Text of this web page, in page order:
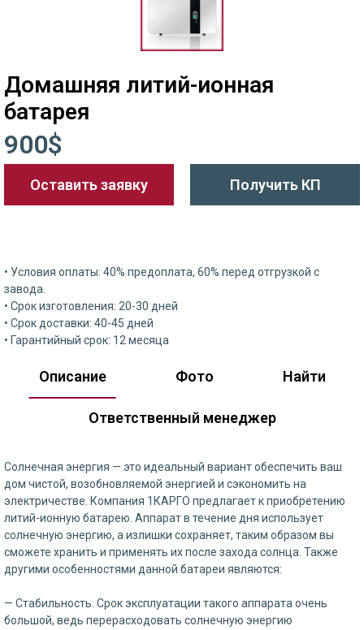
Домашняя литий-ионная
батарея
900$
Оставить заявку Получить КП
• Условия оплаты: 40% предоплата, 60% перед отгрузкой с
завода.
• Срок изготовления: 20-30 дней
• Срок доставки: 40-45 дней
• Гарантийный срок: 12 месяца
Описание Фото Найти
Ответственный менеджер
Солнечная энергия — это идеальный вариант обеспечить ваш
дом чистой, возобновляемой энергией и сэкономить на
электричестве. Компания 1КАРГО предлагает к приобретению
литий-ионную батарею. Аппарат в течение дня использует
солнечную энергию, а излишки сохраняет, таким образом вы
сможете хранить и применять их после захода солнца. Также
другими особенностями данной батареи являются:
— Стабильность. Срок эксплуатации такого аппарата очень
большой, ведь перерасходовать солнечную энергию